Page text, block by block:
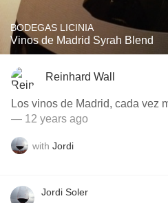
BODEGAS LICINIA
Vinos de Madrid Syrah Blend
Reinhard Wall
Los vinos de Madrid, cada vez
— 12 years ago
with Jordi
Jordi Soler